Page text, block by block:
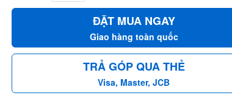
ĐẶT MUA NGAY
Giao hàng toàn quốc
TRẢ GÓP QUA THẺ
Visa, Master, JCB